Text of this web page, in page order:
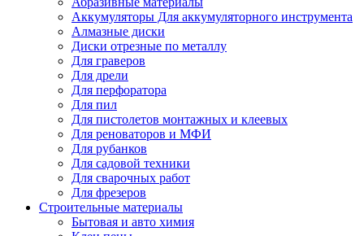
Аккумуляторы Для аккумуляторного инструмента
Алмазные диски
Диски отрезные по металлу
Для граверов
Для дрели
Для перфоратора
Для пил
Для пистолетов монтажных и клеевых
Для реноваторов и МФИ
Для рубанков
Для садовой техники
Для сварочных работ
Для фрезеров
Строительные материалы
Бытовая и авто химия